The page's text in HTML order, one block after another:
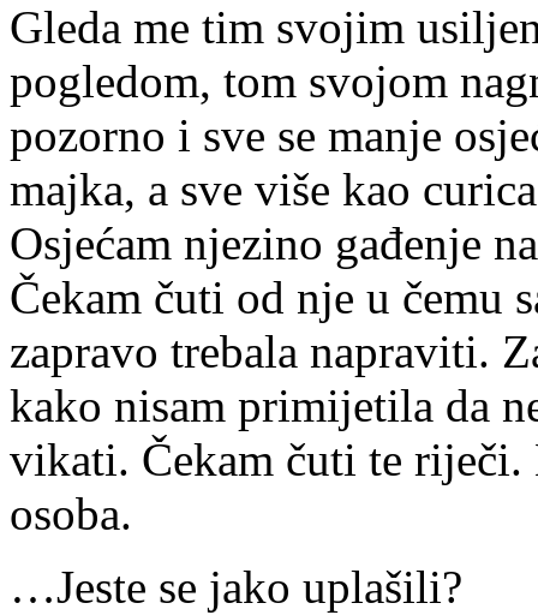
Gleda me tim svojim
pogledom, tom svojom
pozorno i sve se manje
majka, a sve više kao
Osjećam njezino gađenje
Čekam čuti od nje u čemu
zapravo trebala napraviti.
kako nisam primijetila da
vikati. Čekam čuti te riječi.
osoba.
…Jeste se jako uplašili?